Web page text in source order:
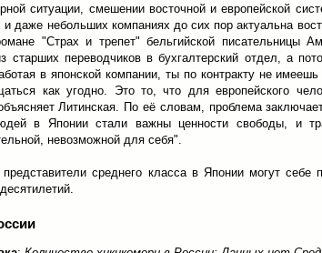
ситуации, смешении восточной и европейской
и даже небольших компаниях до сих пор актуальна
"Страх и трепет" бельгийской писательницы
старших переводчиков в бухгалтерский отдел, а
в японской компании, ты по контракту не
как угодно. Это то, что для европейского
Литинская. По её словам, проблема
в Японии стали важны ценности свободы, и
невозможной для себя".
среднего класса в Японии могут себе